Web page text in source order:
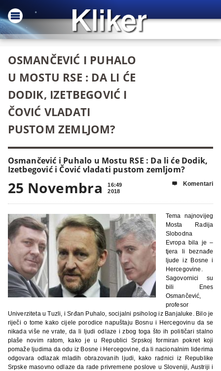
OSMANČEVIĆ I PUHALO
U MOSTU RSE : DA LI ĆE
DODIK, IZETBEGOVIĆ I
ČOVIĆ VLADATI
PUSTOM ZEMLJOM?
Osmančević i Puhalo u Mostu RSE : Da li će Dodik,
Izetbegović i Čović vladati pustom zemljom?
25 Novembra
16:49
2018
 Komentari
Tema najnovijeg
Mosta Radija
Slobodna
Evropa bila je –
tjera li beznađe
ljude iz Bosne i
Hercegovine.
Sagovornici su
bili Enes
Osmančević,
profesor
Univerziteta u Tuzli, i Srđan Puhalo, socijalni psiholog iz Banjaluke. Bilo je
riječi o tome kako cijele porodice napuštaju Bosnu i Hercegovinu da se
nikada više ne vrate, da li ljudi odlaze i zbog toga što ih političari stalno
plaše novim ratom, kako je u Republici Srpskoj formiran pokret koji
pomaže ljudima da odu iz Bosne i Hercegovine, da li nacionalnim liderima
odgovara odlazak mladih obrazovanih ljudi, kako radnici iz Republike
Srpske masovno odlaze da rade privremene poslove u Sloveniji, Austriji i